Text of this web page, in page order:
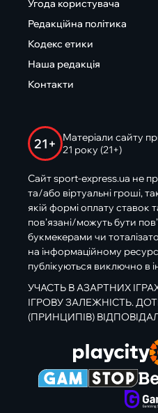
Угода користувача
Редакційна політика
Кодекс етики
Наша редакція
Контакти
21+
Матеріали сайту
21 року (21+)
Сайт sport-express.ua не
та/або віртуальні гроші,
якій формі оплату ставок
пов’язані/можуть бути
букмекерами чи
на інформаційному
публікуються виключно в
УЧАСТЬ В АЗАРТНИХ
ІГРОВУ ЗАЛЕЖНІСТЬ.
(ПРИНЦИПІВ)